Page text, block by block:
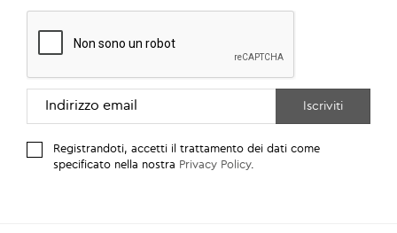
Registrandoti, accetti il trattamento dei dati come
specificato nella nostra Privacy Policy.